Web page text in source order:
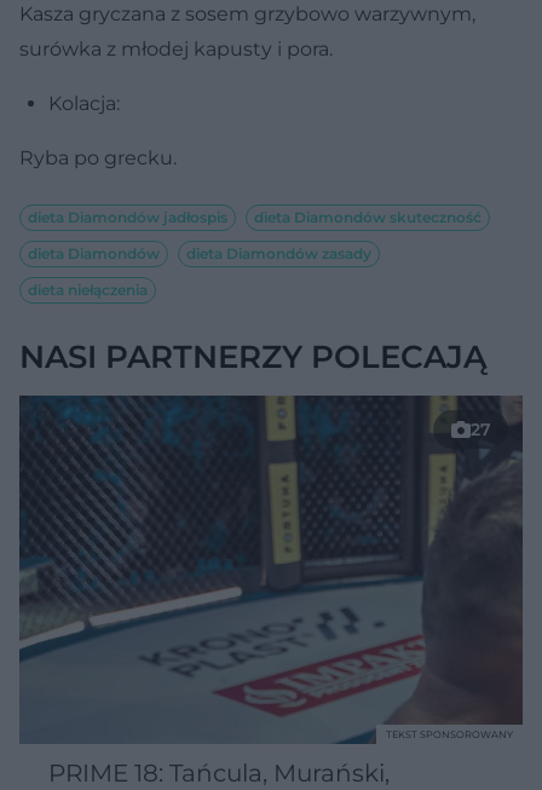
Kasza gryczana z sosem grzybowo warzywnym,
surówka z młodej kapusty i pora.
Kolacja:
Ryba po grecku.
dieta Diamondów jadłospis
dieta Diamondów skuteczność
dieta Diamondów
dieta Diamondów zasady
dieta niełączenia
NASI PARTNERZY POLECAJĄ
27
PRIME 18: Tańcula, Murański,
TEKST SPONSOROWANY